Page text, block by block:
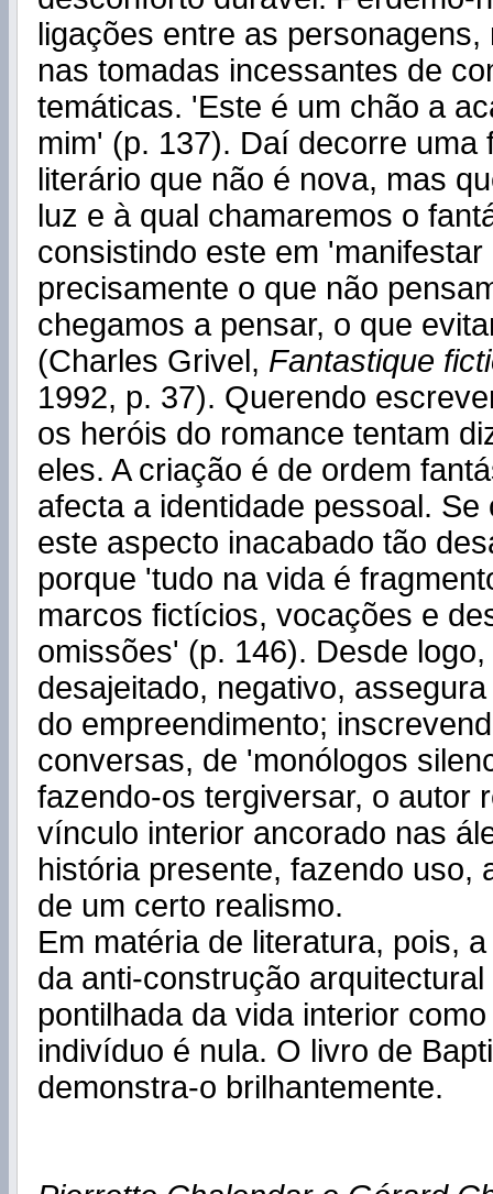
ligações entre as
nas tomadas incessantes de
temáticas. 'Este é um chão a
mim' (p. 137). Daí decorre uma
literário que não é nova, mas
luz e à qual chamaremos o
consistindo este em 'manifestar
precisamente o que não
chegamos a pensar, o que
(Charles Grivel, Fantastique
1992, p. 37). Querendo
os heróis do romance tentam
eles. A criação é de ordem
afecta a identidade pessoal. Se
este aspecto inacabado tão
porque 'tudo na vida é
marcos fictícios, vocações e
omissões' (p. 146). Desde
desajeitado, negativo,
do empreendimento;
conversas, de 'monólogos
fazendo-os tergiversar, o autor
vínculo interior ancorado nas
história presente, fazendo uso,
de um certo realismo.
Em matéria de literatura, pois,
da anti-construção
pontilhada da vida interior
indivíduo é nula. O livro de
demonstra-o brilhantemente.